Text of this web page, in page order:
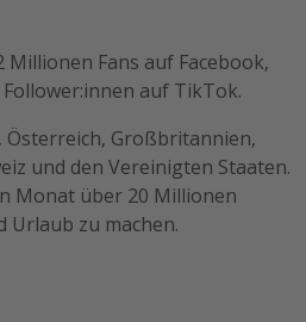
Fans auf Facebook,
auf TikTok.
Österreich, Großbritannien,
und den Vereinigten Staaten.
Monat über 20 Millionen
Urlaub zu machen.